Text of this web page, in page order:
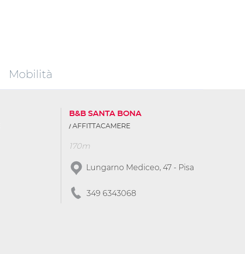
Mobilità
B&B SANTA BONA
AFFITTACAMERE
170m
Lungarno Mediceo, 47 - Pisa
349 6343068